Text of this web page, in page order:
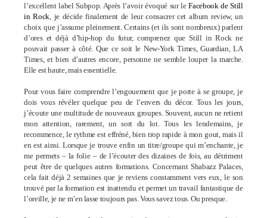
l’excellent label Subpop. Après l’avoir évoqué sur leFacebook de Still
in Rock, je décide finalement de leur consacrer cet album review, un
choix que j’assume pleinement. Certains (et ils sont nombreux) parlent
d’ores et déjà d’hip-hop du futur, comprenez que Still in Rock ne
pouvait passer à côté. Que ce soit le New-York Times, Guardian, LA
Times, et bien d’autres encore, personne ne semble louper la marche.
Elle est haute, mais essentielle.
Pour vous faire comprendre l’engouement que je porte à se groupe, je
dois vous révéler quelque peu de l’envers du décor. Tous les jours,
j’écoute une multitude de nouveaux groupes. Souvent, aucun ne retient
mon attention, rarement, un sort du lot. Tous les lendemains, je
recommence, le rythme est effréné, bien trop rapide à mon gout, mais il
en est ainsi. Lorsque je trouve enfin un titre/groupe qui m’enchante, je
me permets – la folie – de l’écouter des dizaines de fois, au détriment
peut être de quelques autres formations. Concernant Shabazz Palaces,
cela fait déjà 2 semaines que je reviens constamment vers eux, le son
trouvé par la formation est inattendu et permet un travail fantastique de
l’oreille, je ne m’en lasse toujours pas. Vous savez tous. Ou presque.